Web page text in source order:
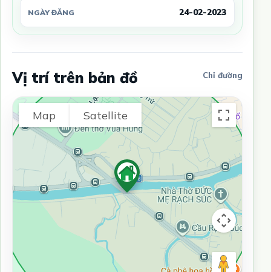
NGÀY ĐĂNG 24-02-2023
Vị trí trên bản đồ Chỉ đường
Map Satellite